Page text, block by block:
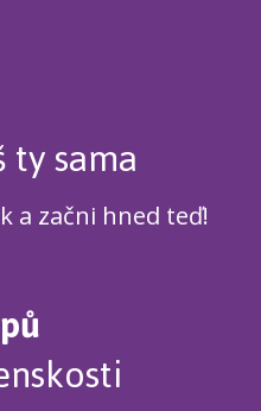
sama
a začni hned teď!